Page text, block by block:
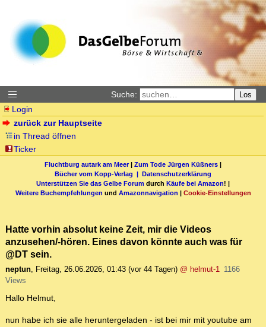
Suche: Los
Login
zurück zur Hauptseite
in Thread öffnen
Ticker
Fluchtburg autark am Meer| Zum Tode Jürgen Küßners |
Bücher vom Kopp-Verlag | Datenschutzerklärung
Unterstützen Sie das Gelbe Forum durch Käufe bei Amazon! |
Weitere Buchempfehlungen und Amazonnavigation | Cookie-Einstellungen
Hatte vorhin absolut keine Zeit, mir die Videos
anzusehen/-hören. Eines davon könnte auch was für
@DT sein.
neptun, Freitag, 26.06.2026, 01:43 (vor 44 Tagen) @ helmut-1 1166
Views
Hallo Helmut,
nun habe ich sie alle heruntergeladen - ist bei mir mit youtube am